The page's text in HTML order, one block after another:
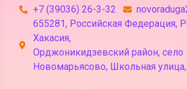
+7 (39036) 26-3-32
655281, Российская Федерация,
Хакасия,
Орджоникидзевский район, село
Новомарьясово, Школьная